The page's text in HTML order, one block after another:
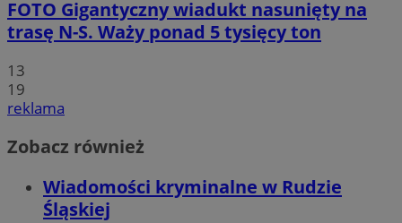
FOTO Gigantyczny wiadukt nasunięty na
trasę N-S. Waży ponad 5 tysięcy ton
13
19
reklama
Zobacz również
Wiadomości kryminalne w Rudzie
Śląskiej